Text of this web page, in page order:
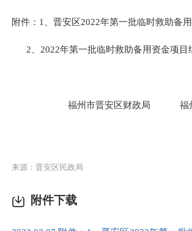
附件： 1、 晋安区2022年第一批临时救助备
2、 2022年第一批临时救助备用资金项目
福州市晋安区财政局 福
来源：晋安区民政局
附件下载